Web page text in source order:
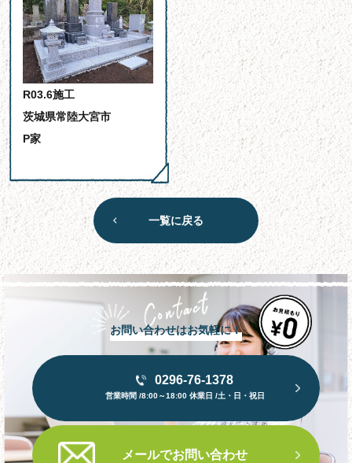
R03.6施工
茨城県常陸大宮市
P家
一覧に戻る
お問い合わせはお気軽に！
0296-76-1378
営業時間 /8:00～18:00 休業日 /土・日・祝日
メールでお問い合わせ